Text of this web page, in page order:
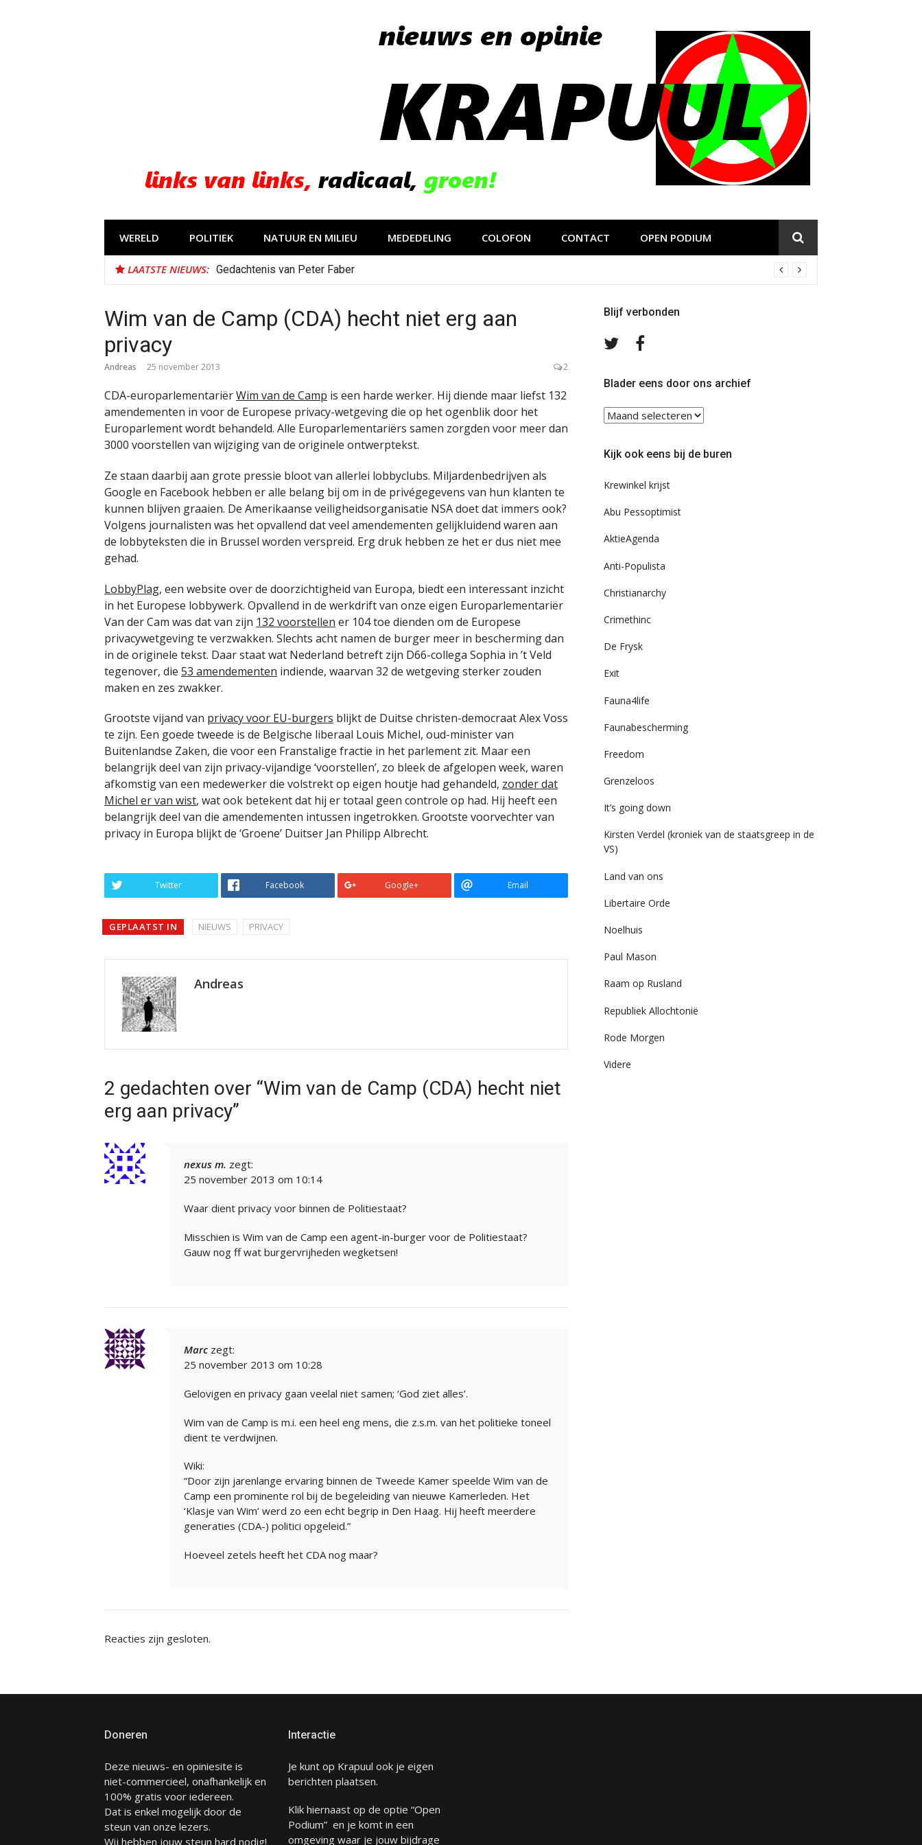
WERELD POLITIEK NATUUR EN MILIEU MEDEDELING COLOFON CONTACT OPEN PODIUM
LAATSTE NIEUWS: Gedachtenis van Peter Faber
Wim van de Camp (CDA) hecht niet erg aan
privacy
Andreas 25 november 2013 2
CDA-europarlementariërWim van de Camp is een harde werker. Hij diende maar liefst 132
amendementen in voor de Europese privacy-wetgeving die op het ogenblik door het
Europarlement wordt behandeld. Alle Europarlementariërs samen zorgden voor meer dan
3000 voorstellen van wijziging van de originele ontwerptekst.
Ze staan daarbij aan grote pressie bloot van allerlei lobbyclubs. Miljardenbedrijven als
Google en Facebook hebben er alle belang bij om in de privégegevens van hun klanten te
kunnen blijven graaien. De Amerikaanse veiligheidsorganisatie NSA doet dat immers ook?
Volgens journalisten was het opvallend dat veel amendementen gelijkluidend waren aan
de lobbyteksten die in Brussel worden verspreid. Erg druk hebben ze het er dus niet mee
gehad.
LobbyPlag, een website over de doorzichtigheid van Europa, biedt een interessant inzicht
in het Europese lobbywerk. Opvallend in de werkdrift van onze eigen Europarlementariër
Van der Cam was dat van zijn 132 voorstellen er 104 toe dienden om de Europese
privacywetgeving te verzwakken. Slechts acht namen de burger meer in bescherming dan
in de originele tekst. Daar staat wat Nederland betreft zijn D66-collega Sophia in ’t Veld
tegenover, die 53 amendementen indiende, waarvan 32 de wetgeving sterker zouden
maken en zes zwakker.
Grootste vijand van privacy voor EU-burgers blijkt de Duitse christen-democraat Alex Voss
te zijn. Een goede tweede is de Belgische liberaal Louis Michel, oud-minister van
Buitenlandse Zaken, die voor een Franstalige fractie in het parlement zit. Maar een
belangrijk deel van zijn privacy-vijandige ‘voorstellen’, zo bleek de afgelopen week, waren
afkomstig van een medewerker die volstrekt op eigen houtje had gehandeld, zonder dat
Michel er van wist, wat ook betekent dat hij er totaal geen controle op had. Hij heeft een
belangrijk deel van die amendementen intussen ingetrokken. Grootste voorvechter van
privacy in Europa blijkt de ‘Groene’ Duitser Jan Philipp Albrecht.
Twitter Facebook Google+ Email
GEPLAATST IN NIEUWS PRIVACY
Andreas
2 gedachten over “Wim van de Camp (CDA) hecht niet
erg aan privacy”
nexus m. zegt:
25 november 2013 om 10:14
Waar dient privacy voor binnen de Politiestaat?
Misschien is Wim van de Camp een agent-in-burger voor de Politiestaat?
Gauw nog ff wat burgervrijheden wegketsen!
Marc zegt:
25 november 2013 om 10:28
Gelovigen en privacy gaan veelal niet samen; ‘God ziet alles’.
Wim van de Camp is m.i. een heel eng mens, die z.s.m. van het politieke toneel
dient te verdwijnen.
Wiki:
“Door zijn jarenlange ervaring binnen de Tweede Kamer speelde Wim van de
Camp een prominente rol bij de begeleiding van nieuwe Kamerleden. Het
‘Klasje van Wim’ werd zo een echt begrip in Den Haag. Hij heeft meerdere
generaties (CDA-) politici opgeleid.”
Hoeveel zetels heeft het CDA nog maar?
Reacties zijn gesloten.
Blijf verbonden
Volg
TwitterFacebook
Blader eens door ons archief
Blader
eens
ons
Kijk ook eens bij de buren
Krewinkel krijst
Abu Pessoptimist
AktieAgenda
Anti-Populista
Christianarchy
Crimethinc
De Frysk
Exit
Fauna4life
Faunabescherming
Freedom
Grenzeloos
It’s going down
Kirsten Verdel (kroniek van de staatsgreep in de
VS)
Land van ons
Libertaire Orde
Noelhuis
Paul Mason
Raam op Rusland
Republiek Allochtonië
Rode Morgen
Videre
Doneren
Deze nieuws- en opiniesite is
niet-commercieel, onafhankelijk en
100% gratis voor iedereen.
Dat is enkel mogelijk door de
steun van onze lezers.
Wij hebben jouw steun hard nodig!
Interactie
Je kunt op Krapuul ook je eigen
berichten plaatsen.
Klik hiernaast op de optie “Open
Podium” en je komt in een
omgeving waar je jouw bijdrage